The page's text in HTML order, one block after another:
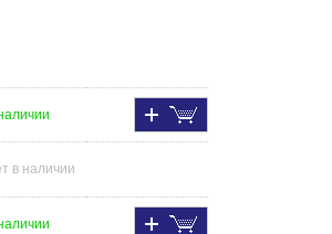
в наличии